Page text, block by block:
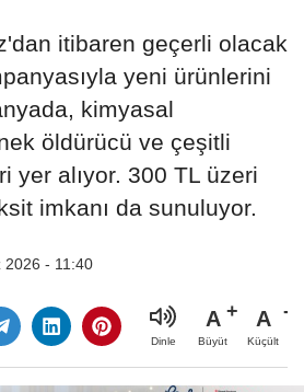
itibaren geçerli olacak
yeni ürünlerini
kimyasal
öldürücü ve çeşitli
yer alıyor. 300 TL üzeri
imkanı da sunuluyor.
2026 - 11:40
Dinle
A
Büyüt
A
Küçült